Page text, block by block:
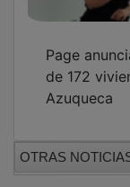
Page
de 172
Azuqueca
OTRAS